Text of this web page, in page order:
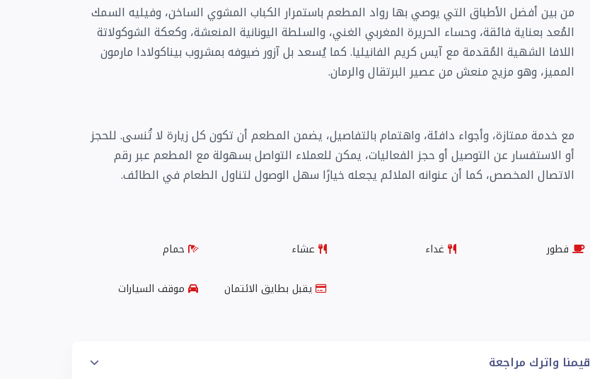
من بين أفضل الأطباق التي يوصي بها رواد المطعم باستمرار الكباب المشوي الساخن، وفيليه السمك
المُعد بعناية فائقة، وحساء الحريرة المغربي الغني، والسلطة اليونانية المنعشة، وكعكة الشوكولاتة
اللافا الشهية المُقدمة مع آيس كريم الفانيليا. كما يُسعد بل آزور ضيوفه بمشروب بيناكولادا مارمون
المميز، وهو مزيج منعش من عصير البرتقال والرمان.
مع خدمة ممتازة، وأجواء دافئة، واهتمام بالتفاصيل، يضمن المطعم أن تكون كل زيارة لا تُنسى. للحجز
أو الاستفسار عن التوصيل أو حجز الفعاليات، يمكن للعملاء التواصل بسهولة مع المطعم عبر رقم
الاتصال المخصص، كما أن عنوانه الملائم يجعله خيارًا سهل الوصول لتناول الطعام في الطائف.
حمام عشاء غداء فطور
موقف السيارات يقبل بطايق الائتمان
قيمنا واترك مراجعة